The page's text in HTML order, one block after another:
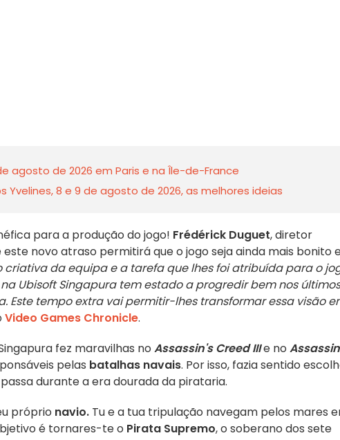
agosto de 2026 em Paris e na Île-de-France
8 e 9 de agosto de 2026, as melhores ideias
para a produção do jogo! Frédérick Duguet, diretor
novo atraso permitirá que o jogo seja ainda mais bonito
criativa da equipa e a tarefa que lhes foi atribuída para o
Ubisoft Singapura tem estado a progredir bem nos últimos
Este tempo extra vai permitir-lhes transformar essa visão
Video Games Chronicle.
fez maravilhas no Assassin's Creed IIIe no
pelas batalhas navais. Por isso, fazia sentido
durante a era dourada da pirataria.
próprio navio. Tu e a tua tripulação navegam pelos mares
é tornares-te o Pirata Supremo, o soberano dos sete